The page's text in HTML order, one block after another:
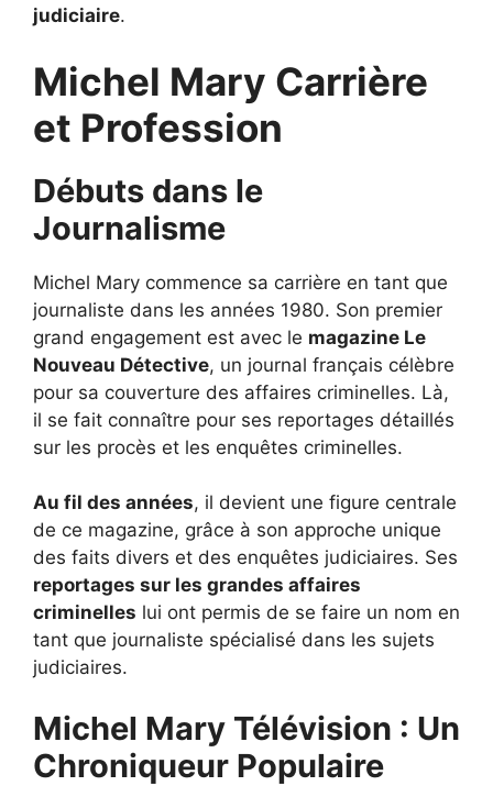
judiciaire.
Michel Mary Carrière
et Profession
Débuts dans le
Journalisme
Michel Mary commence sa carrière en tant que
journaliste dans les années 1980. Son premier
grand engagement est avec le magazine Le
Nouveau Détective, un journal français célèbre
pour sa couverture des affaires criminelles. Là,
il se fait connaître pour ses reportages détaillés
sur les procès et les enquêtes criminelles.
Au fil des années, il devient une figure centrale
de ce magazine, grâce à son approche unique
des faits divers et des enquêtes judiciaires. Ses
reportages sur les grandes affaires
criminelles lui ont permis de se faire un nom en
tant que journaliste spécialisé dans les sujets
judiciaires.
Michel Mary Télévision : Un
Chroniqueur Populaire